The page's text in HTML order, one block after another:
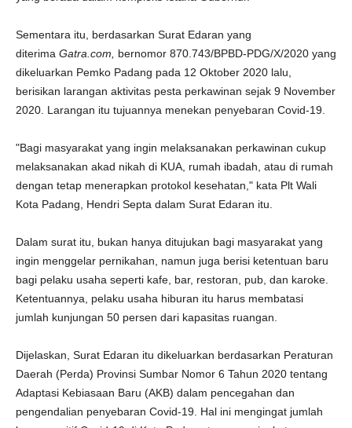
Sementara itu, berdasarkan Surat Edaran yang
diterima Gatra.com, bernomor 870.743/BPBD-PDG/X/2020 yang
dikeluarkan Pemko Padang pada 12 Oktober 2020 lalu,
berisikan larangan aktivitas pesta perkawinan sejak 9 November
2020. Larangan itu tujuannya menekan penyebaran Covid-19.
"Bagi masyarakat yang ingin melaksanakan perkawinan cukup
melaksanakan akad nikah di KUA, rumah ibadah, atau di rumah
dengan tetap menerapkan protokol kesehatan," kata Plt Wali
Kota Padang, Hendri Septa dalam Surat Edaran itu.
Dalam surat itu, bukan hanya ditujukan bagi masyarakat yang
ingin menggelar pernikahan, namun juga berisi ketentuan baru
bagi pelaku usaha seperti kafe, bar, restoran, pub, dan karoke.
Ketentuannya, pelaku usaha hiburan itu harus membatasi
jumlah kunjungan 50 persen dari kapasitas ruangan.
Dijelaskan, Surat Edaran itu dikeluarkan berdasarkan Peraturan
Daerah (Perda) Provinsi Sumbar Nomor 6 Tahun 2020 tentang
Adaptasi Kebiasaan Baru (AKB) dalam pencegahan dan
pengendalian penyebaran Covid-19. Hal ini mengingat jumlah